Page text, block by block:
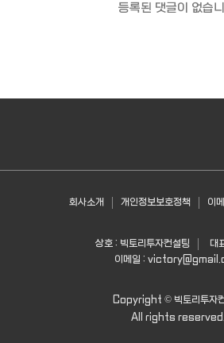
등록된 댓글이 없습
회사소개 개인정보보호정책 이
상호 : 빅토리투자컨설팅
대
이메일 :
Copyright © 빅토리투자
All rights reserved.